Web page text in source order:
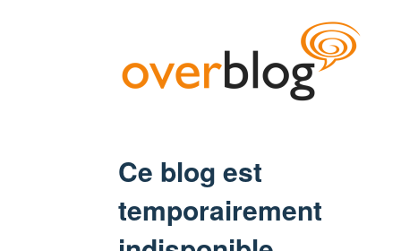
Ce blog est
temporairement